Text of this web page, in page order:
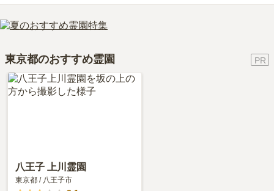
きる場所を選ぶことです。
ス［武66］府中営業所行、［武73］府中駅行 「法務局・登記所前
バス停」下車 徒歩1分です。
車の場合、中央自動車道「府中スマートインター」から車で約22分
詳しいルートや地図は、本ページの「地図・交通アクセス」欄をご
確認ください。
当サイトに寄せられた総合評価は、4.4点です。特に設備・環境、
管理状況、周辺施設が高く評価されています。
ったものを販売しているお店があるので来る途中で途中下車して購
入する。」といったお声をいただいております。
東京都のおすすめ霊園
八王子 上川霊園
東京都 / 八王子市